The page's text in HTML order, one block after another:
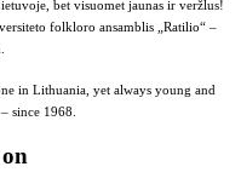
bet visuomet jaunas ir veržlus!
folkloro ansamblis „Ratilio“ –
in Lithuania, yet always young and
since 1968.